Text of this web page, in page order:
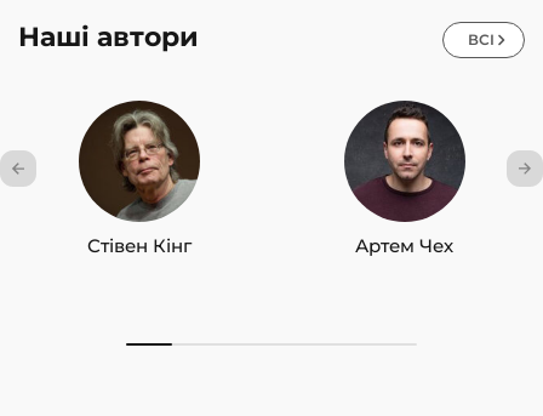
Наші автори ВСІ
Стівен Кінг Артем Чех